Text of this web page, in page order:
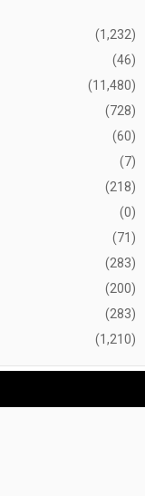
(1,232)
(46)
(11,480)
(728)
(60)
(7)
(218)
(0)
(71)
(283)
(200)
(283)
(1,210)